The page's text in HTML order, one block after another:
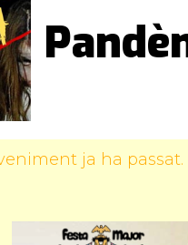
ja ha